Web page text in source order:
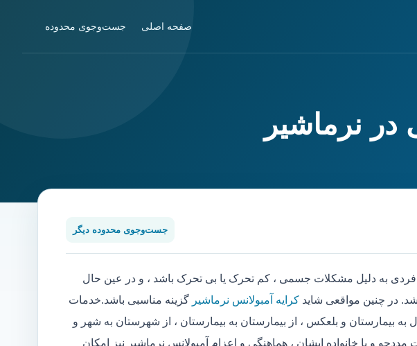
صفحه اصلی جست‌وجوی محدوده
نرماشیر
جست‌وجوی محدوده دیگر
به دلیل مشکلات جسمی ، کم تحرک یا بی تحرک باشد ، و در عین حال
در چنین مواقعی شاید کرایه آمبولانس نرماشیر گزینه مناسبی باشد.خدمات
به بیمارستان و بلعکس ، از بیمارستان به بیمارستان ، از شهرستان به شهر و
و یا خانواده ایشان ، هماهنگی و اعزام آمبولانس نرماشیر نیز امکان